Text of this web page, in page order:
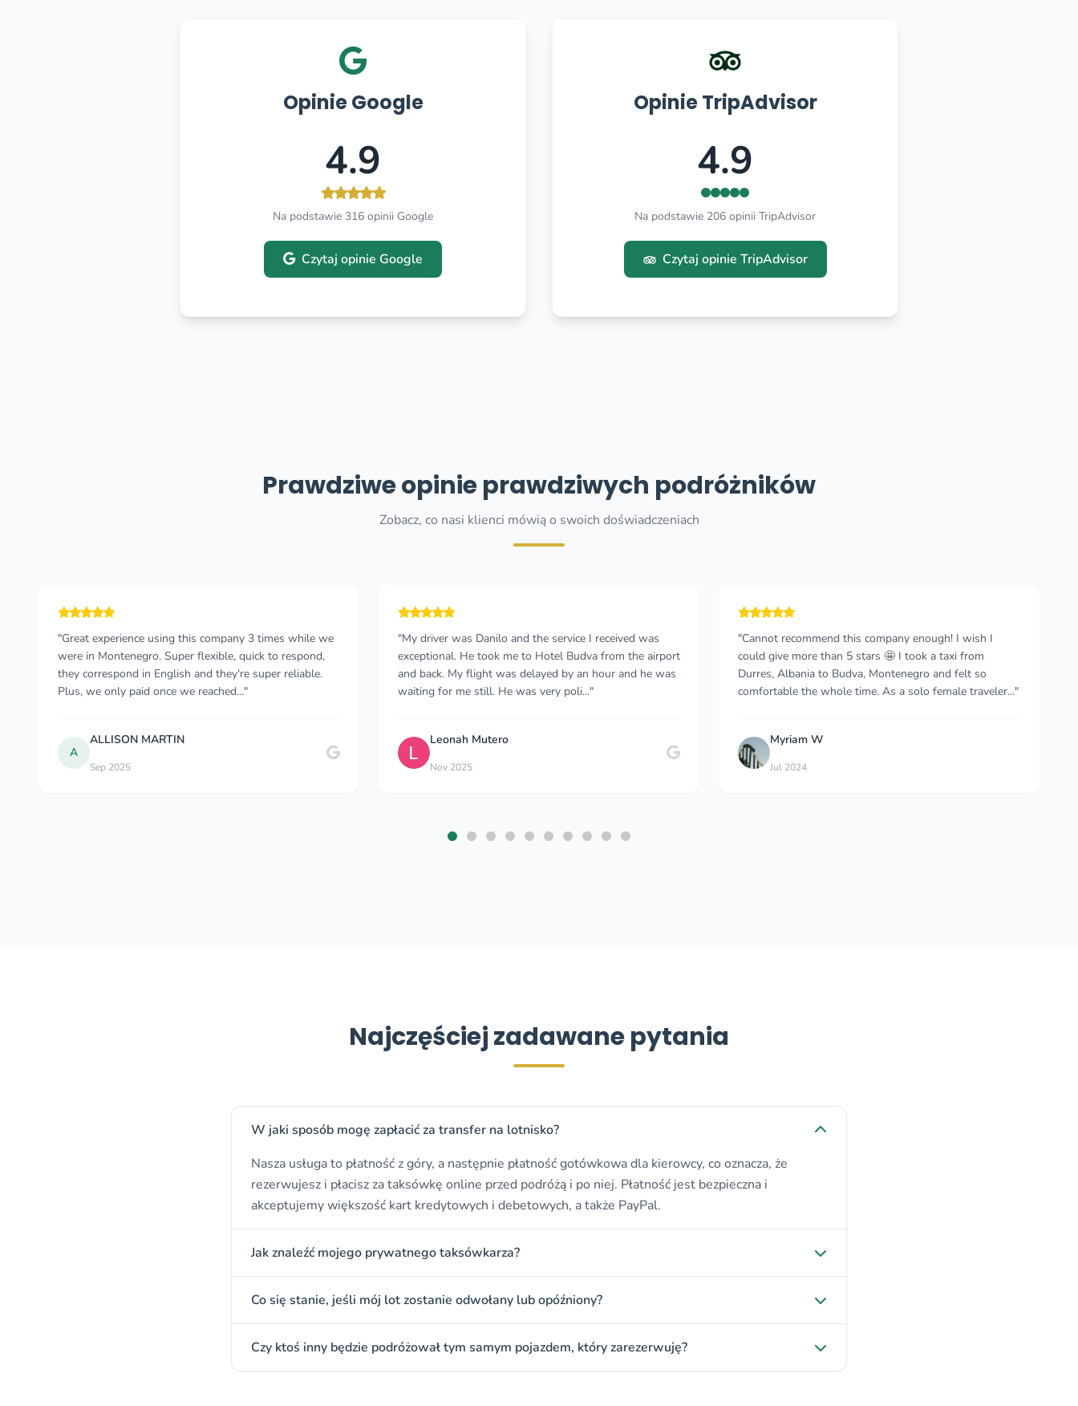
Opinie Google
4.9
Na podstawie 316 opinii Google
Czytaj opinie Google
Opinie TripAdvisor
4.9
Na podstawie 206 opinii TripAdvisor
Czytaj opinie TripAdvisor
Prawdziwe opinie prawdziwych podróżników
Zobacz, co nasi klienci mówią o swoich doświadczeniach
"My driver was Danilo and the service I received was
exceptional. He took me to Hotel Budva from the airport
and back. My flight was delayed by an hour and he was
waiting for me still. He was very poli..."
Leonah Mutero
Nov 2025
"Cannot recommend this company enough! I wish I
could give more than 5 stars 🤩 I took a taxi from
Durres, Albania to Budva, Montenegro and felt so
comfortable the whole time. As a solo female traveler..."
Myriam W
Jul 2024
"Emergency transfer from Dubrovnik to Budvar in
Montenegro, this company is professional and knows
how to short-cut the border queues. ‘Impressive’ would
be the word when comparing to my friends who re..."
A
ALEX ALCOE
Aug 2021
Najczęściej zadawane pytania
W jaki sposób mogę zapłacić za transfer na lotnisko?
Nasza usługa to płatność z góry, a następnie płatność gotówkowa dla kierowcy, co oznacza, że
rezerwujesz i płacisz za taksówkę online przed podróżą i po niej. Płatność jest bezpieczna i
akceptujemy większość kart kredytowych i debetowych, a także PayPal.
Jak znaleźć mojego prywatnego taksówkarza?
Co się stanie, jeśli mój lot zostanie odwołany lub opóźniony?
Czy ktoś inny będzie podróżował tym samym pojazdem, który zarezerwuję?